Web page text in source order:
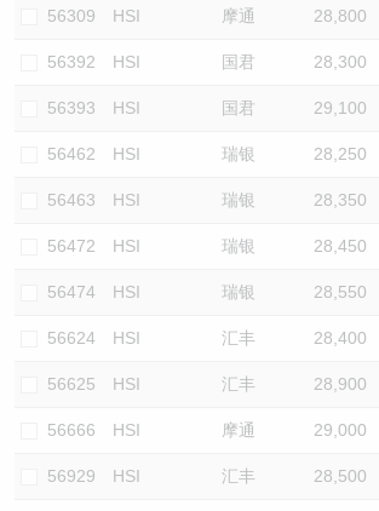
56309 HSI 摩通 28,800
56392 HSI 国君 28,300
56393 HSI 国君 29,100
56462 HSI 瑞银 28,250
56463 HSI 瑞银 28,350
56472 HSI 瑞银 28,450
56474 HSI 瑞银 28,550
56624 HSI 汇丰 28,400
56625 HSI 汇丰 28,900
56666 HSI 摩通 29,000
56929 HSI 汇丰 28,500